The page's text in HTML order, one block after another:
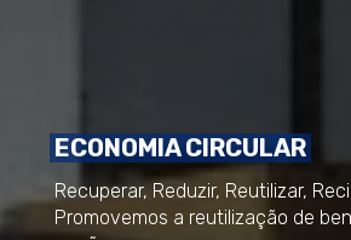
ECONOMIA CIRCULAR
Recuperar, Reduzir, Reutilizar,
Promovemos a reutilização de